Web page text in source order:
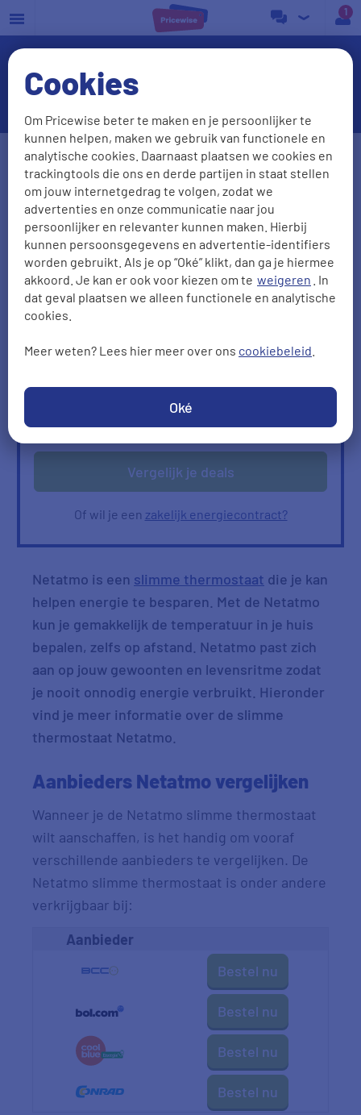
Cookies
Om Pricewise beter te maken en je persoonlijker te
kunnen helpen, maken we gebruik van functionele en
analytische cookies. Daarnaast plaatsen we cookies en
trackingtools die ons en derde partijen in staat stellen
om jouw internetgedrag te volgen, zodat we
advertenties en onze communicatie naar jou
persoonlijker en relevanter kunnen maken. Hierbij
kunnen persoonsgegevens en advertentie-identifiers
worden gebruikt. Als je op “Oké” klikt, dan ga je hiermee
akkoord. Je kan er ook voor kiezen om te weigeren . In
dat geval plaatsen we alleen functionele en analytische
cookies.
Meer weten? Lees hier meer over ons cookiebeleid
Oké
a
Slimme thermostaat Netatmo
Postcode Huisnr. + Toev.
Huidige leverancier
Aantal personen
1
2000kWh/jr 950m3/jr
Zonnepanelen
Vergelijk je deals
Of wil je een zakelijk energiecontract?
ophalen
Netatmo is een slimme thermostaat die je kan
helpen energie te besparen. Met de Netatmo
kun je gemakkelijk de temperatuur in je huis
bepalen, zelfs op afstand. Netatmo past zich
aan op jouw gewoonten en levensritme zodat
je nooit onnodig energie verbruikt. Hieronder
vind je meer informatie over de slimme
thermostaat Netatmo.
Aanbieders Netatmo vergelijken
Wanneer je de Netatmo slimme thermostaat
wilt aanschaffen, is het handig om vooraf
verschillende aanbieders te vergelijken. De
Netatmo slimme thermostaat is onder andere
verkrijgbaar bij:
Aanbieder
Bestel nu
Bestel nu
Bestel nu
Bestel nu